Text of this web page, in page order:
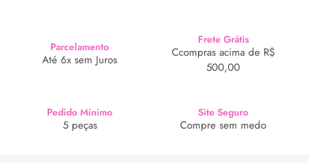
Parcelamento
Até 6x sem Juros
Frete Grátis
Ccompras acima de R$
500,00
Pedido Mínimo
5 peças
Site Seguro
Compre sem medo